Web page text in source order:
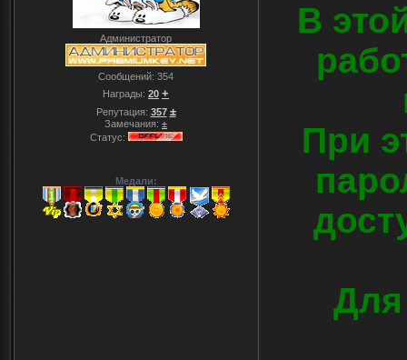
Администратор
Сообщений: 354
Награды: 20 +
Репутация: 357 ±
Замечания: ±
Статус:
Медали:
В
При
Для